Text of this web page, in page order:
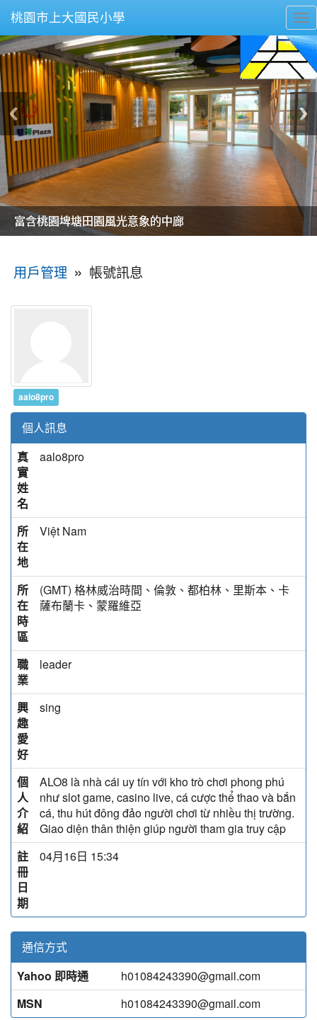
桃園市上大國民小學
美麗的操場是我們活力的來源
美麗的操場是我們活力的來源
煥然一新的小司令台
煥然一新的小司令台
富含桃園埤塘田園風光意象的中廊
富含桃園埤塘田園風光意象的中廊
嶄新的中庭廣場
嶄新的中庭廣場
水生池生生不息
水生池生生不息
用戶管理 » 帳號訊息
aalo8pro
個人訊息
真
實
姓
名
aalo8pro
所
在
地
Việt Nam
所
在
時
區
(GMT) 格林威治時間、倫敦、都柏林、里斯本、卡
薩布蘭卡、蒙羅維亞
職
業
leader
興
趣
愛
好
sing
個
人
介
紹
ALO8 là nhà cái uy tín với kho trò chơi phong phú
như slot game, casino live, cá cược thể thao và bắn
cá, thu hút đông đảo người chơi từ nhiều thị trường.
Giao diện thân thiện giúp người tham gia truy cập
註
冊
日
期
04月16日 15:34
通信方式
Yahoo 即時通
h01084243390@gmail.com
MSN
h01084243390@gmail.com